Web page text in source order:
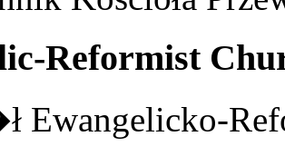
Reformist
Ewangelicko-